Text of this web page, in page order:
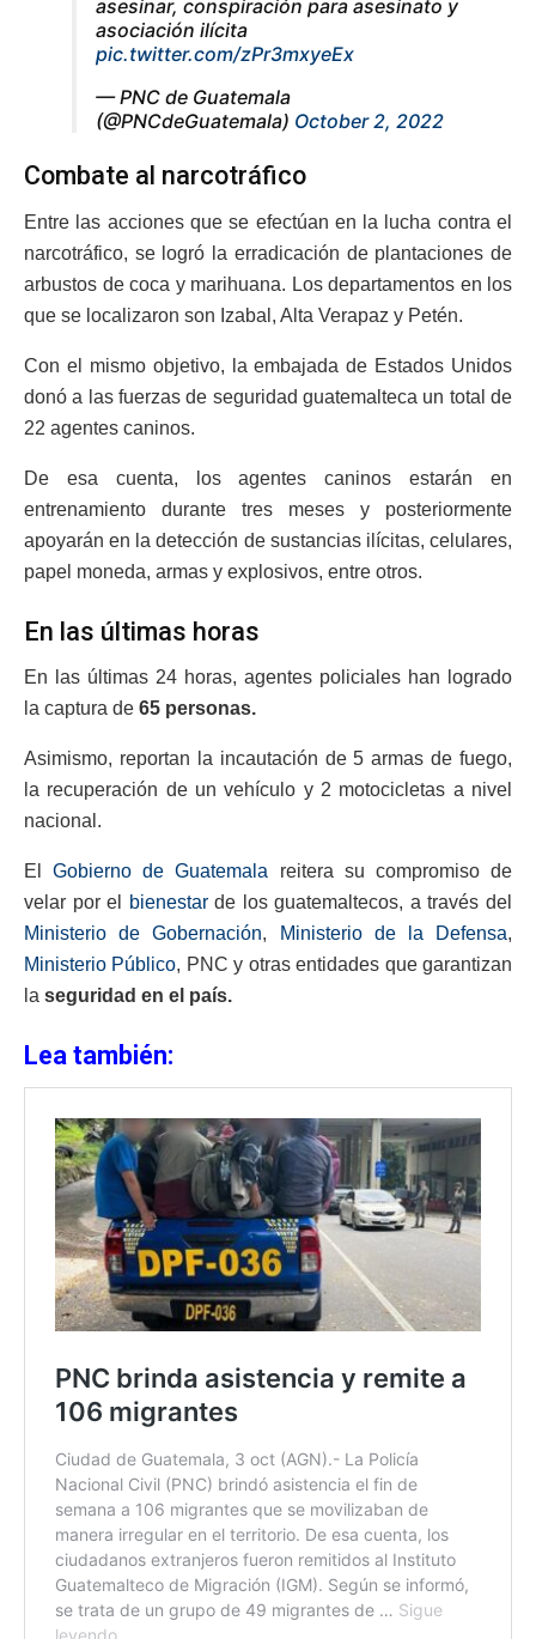
asesinar, conspiración para asesinato y
asociación ilícita
pic.twitter.com/zPr3mxyeEx
— PNC de Guatemala
(@PNCdeGuatemala) October 2, 2022
Combate al narcotráfico
Entre las acciones que se efectúan en la lucha contra el
narcotráfico, se logró la erradicación de plantaciones de
arbustos de coca y marihuana. Los departamentos en los
que se localizaron son Izabal, Alta Verapaz y Petén.
Con el mismo objetivo, la embajada de Estados Unidos
donó a las fuerzas de seguridad guatemalteca un total de
22 agentes caninos.
De esa cuenta, los agentes caninos estarán en
entrenamiento durante tres meses y posteriormente
apoyarán en la detección de sustancias ilícitas, celulares,
papel moneda, armas y explosivos, entre otros.
En las últimas horas
En las últimas 24 horas, agentes policiales han logrado
la captura de 65 personas.
Asimismo, reportan la incautación de 5 armas de fuego,
la recuperación de un vehículo y 2 motocicletas a nivel
nacional.
El Gobierno de Guatemala reitera su compromiso de
velar por el
bienestarde los guatemaltecos, a través del
Ministerio de Gobernación, Ministerio de la Defensa,
Ministerio Público, PNC y otras entidades que garantizan
la seguridad en el país.
Lea también: